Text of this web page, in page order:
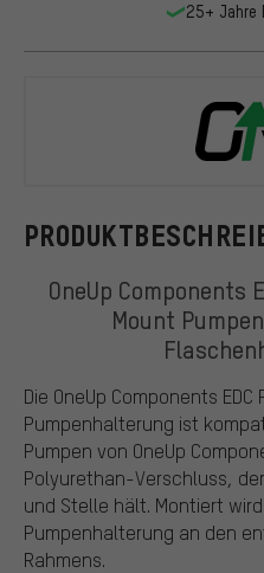
OneUp Components
Mount
Die OneUp Components
Pumpenhalterung ist
Pumpen von OneUp
Polyurethan-Verschluss,
und Stelle hält. Montiert
Pumpenhalterung an den
Rahmens.
25+ Jahre